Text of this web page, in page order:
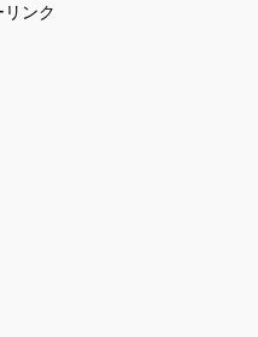
リンク